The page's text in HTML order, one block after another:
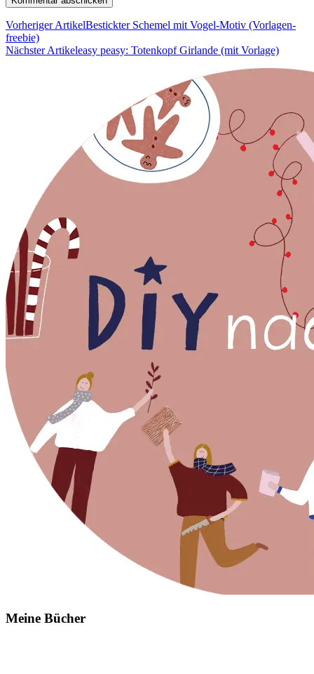
Vorheriger ArtikelBestickter Schemel mit Vogel-Motiv (Vorlagen-
freebie)
Nächster Artikeleasy peasy: Totenkopf Girlande (mit Vorlage)
Meine Bücher